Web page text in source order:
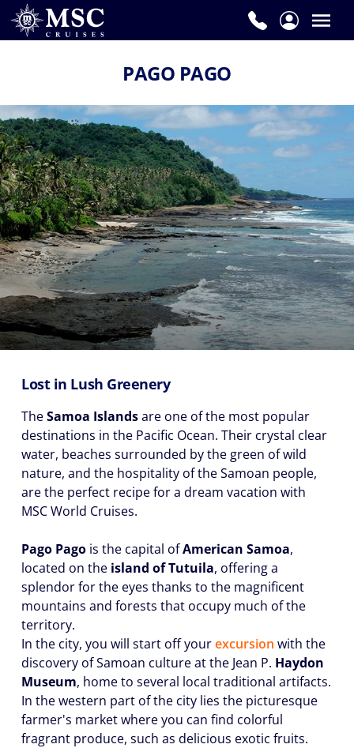
PAGO PAGO
Lost in Lush Greenery
TheSamoa Islandsare one of the most popular
destinations in the Pacific Ocean. Their crystal clear
water, beaches surrounded by the green of wild
nature, and the hospitality of the Samoan people,
are the perfect recipe for a dream vacation with
MSC World Cruises.
Pago Pago is the capital ofAmerican Samoa,
located on the island of Tutuila, offering a
splendor for the eyes thanks to the magnificent
mountains and forests that occupy much of the
territory.
In the city, you will start off yourexcursion with the
discovery of Samoan culture at the Jean P. Haydon
Museum, home to several local traditional artifacts.
In the western part of the city lies the picturesque
farmer's market where you can find colorful
fragrant produce, such as delicious exotic fruits.